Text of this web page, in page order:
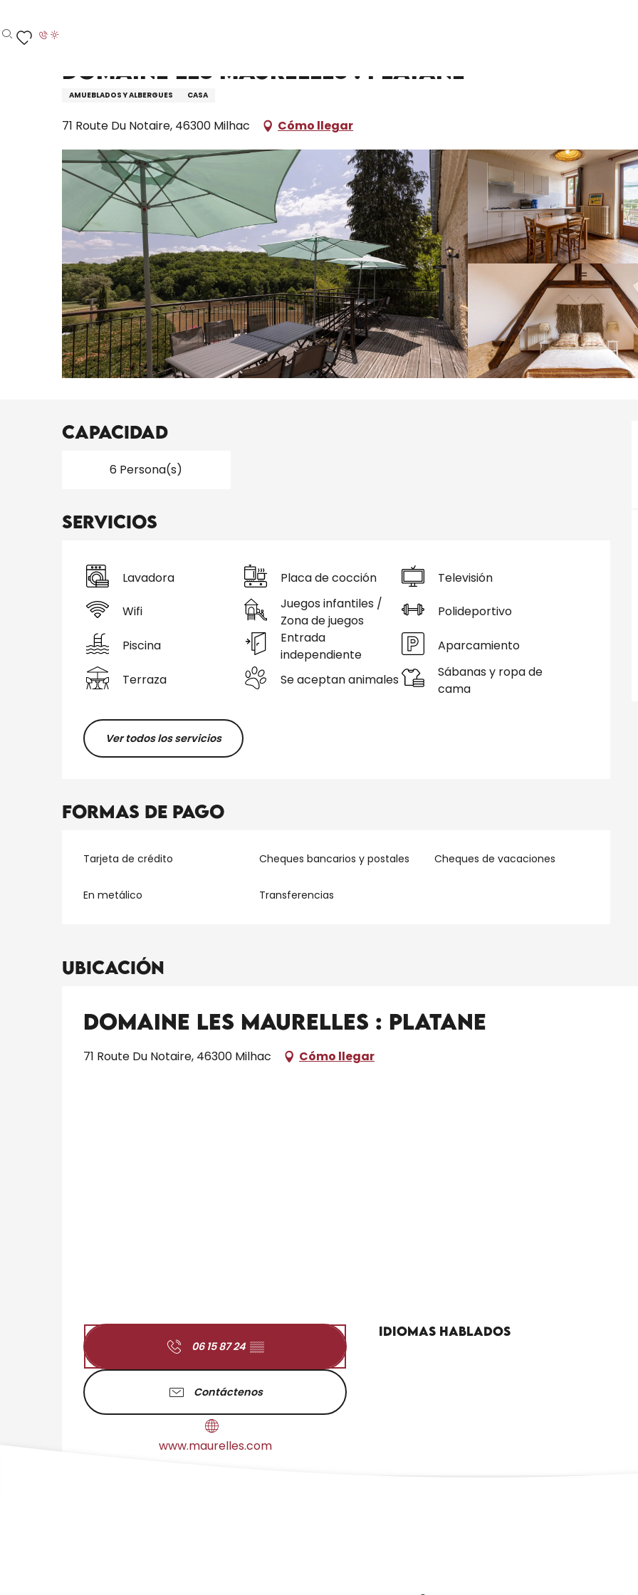
au
contenu
Buscar
Domaine Les Maurelles : Platane
AMUEBLADOS Y ALBERGUES CASA
71 Route Du Notaire, 46300 Milhac Cómo llegar
Capacidad
6 Persona(s)
Servicios
Lavadora Placa de cocción Televisión
Wifi
Juegos infantiles /
Zona de juegos
Polideportivo
Piscina
Entrada
independiente
Aparcamiento
Terraza Se aceptan animales
Sábanas y ropa de
cama
Ver todos los servicios
Formas de pago
Tarjeta de crédito Cheques bancarios y postales Cheques de vacaciones
En metálico Transferencias
Ubicación
Domaine Les Maurelles : Platane
71 Route Du Notaire, 46300 Milhac Cómo llegar
06 15 87 24 ▒▒
Contáctenos
www.maurelles.com
Idiomas hablados
Idiomas hablados